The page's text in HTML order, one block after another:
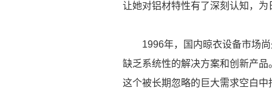
让她对铝材特性有了深刻认知，
1996年，国内晾衣设备市场尚
缺乏系统性的解决方案和创新产
这个被长期忽略的巨大需求空白